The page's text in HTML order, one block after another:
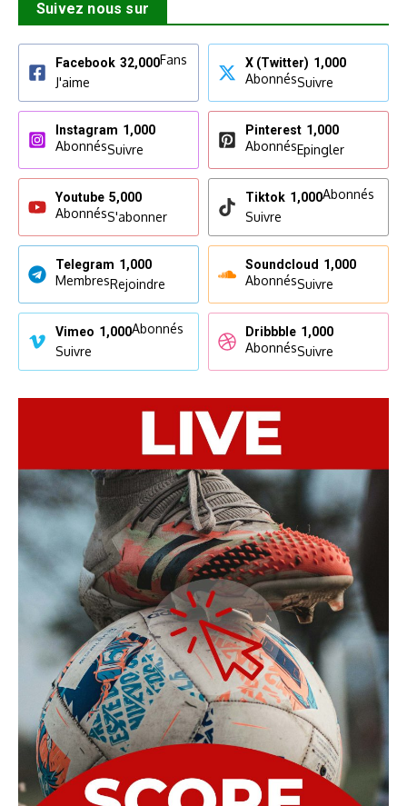
Suivez nous sur
Facebook 32,000Fans
J'aime
X (Twitter) 1,000
AbonnésSuivre
Instagram 1,000
AbonnésSuivre
Pinterest 1,000
AbonnésEpingler
Youtube 5,000
AbonnésS'abonner
Tiktok 1,000Abonnés
Suivre
Telegram 1,000
MembresRejoindre
Soundcloud 1,000
AbonnésSuivre
Vimeo 1,000Abonnés
Suivre
Dribbble 1,000
AbonnésSuivre